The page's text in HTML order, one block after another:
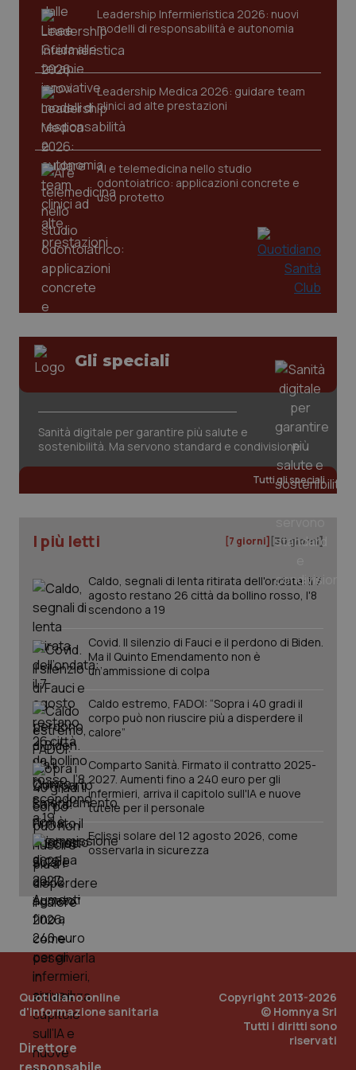
Leadership Infermieristica 2026: nuovi
modelli di responsabilità e autonomia
Leadership Medica 2026: guidare team
clinici ad alte prestazioni
AI e telemedicina nello studio
odontoiatrico: applicazioni concrete e
uso protetto
Gli speciali
Sanità digitale per garantire più salute e
sostenibilità. Ma servono standard e condivisione
Tutti gli speciali
I più letti [7 giorni] [30 giorni]
Caldo, segnali di lenta ritirata dell'ondata: il 7
agosto restano 26 città da bollino rosso, l'8
scendono a 19
Covid. Il silenzio di Fauci e il perdono di Biden.
Ma il Quinto Emendamento non è
un’ammissione di colpa
Caldo estremo, FADOI: “Sopra i 40 gradi il
corpo può non riuscire più a disperdere il
calore”
Comparto Sanità. Firmato il contratto 2025-
2027. Aumenti fino a 240 euro per gli
infermieri, arriva il capitolo sull'IA e nuove
tutele per il personale
Eclissi solare del 12 agosto 2026, come
osservarla in sicurezza
Quotidiano online
d'informazione sanitaria
Direttore
Copyright 2013-2026
© Homnya Srl
Tutti i diritti sono
riservati
.youtube.com
CookieScriptConsent
www.quotidianosanita.it
tracking-sites-ironfish-
www.quotidianosanita.it
2
_ga
Google LLC
.quotidianosanita.it
PHPSESSID